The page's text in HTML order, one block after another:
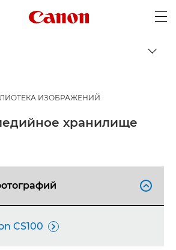
Canon Logo, back
ИЗОБРАЖЕНИЙ
хранилище

CS100 